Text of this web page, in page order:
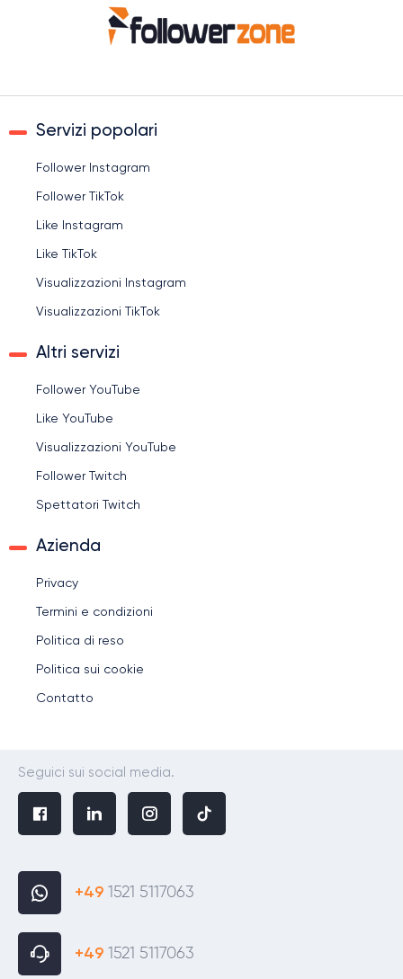
Servizi popolari
Follower Instagram
Follower TikTok
Like Instagram
Like TikTok
Visualizzazioni Instagram
Visualizzazioni TikTok
Altri servizi
Follower YouTube
Like YouTube
Visualizzazioni YouTube
Follower Twitch
Spettatori Twitch
Azienda
Privacy
Termini e condizioni
Politica di reso
Politica sui cookie
Contatto
Seguici sui social media.
+49 1521 5117063
+49 1521 5117063